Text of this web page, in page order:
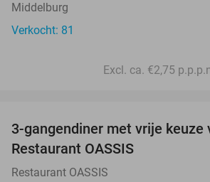
Middelburg
Verkocht: 81
Excl. ca. €2,75
3-gangendiner met vrije keuze
Restaurant OASSIS
Restaurant OASSIS